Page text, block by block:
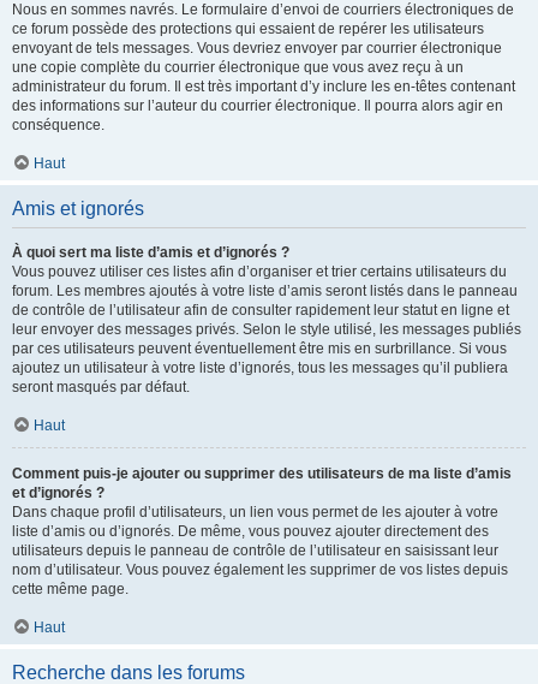
Nous en sommes navrés. Le formulaire d’envoi de courriers électroniques de
ce forum possède des protections qui essaient de repérer les utilisateurs
envoyant de tels messages. Vous devriez envoyer par courrier électronique
une copie complète du courrier électronique que vous avez reçu à un
administrateur du forum. Il est très important d’y inclure les en-têtes contenant
des informations sur l’auteur du courrier électronique. Il pourra alors agir en
conséquence.
Haut
Amis et ignorés
À quoi sert ma liste d’amis et d’ignorés ?
Vous pouvez utiliser ces listes afin d’organiser et trier certains utilisateurs du
forum. Les membres ajoutés à votre liste d’amis seront listés dans le panneau
de contrôle de l’utilisateur afin de consulter rapidement leur statut en ligne et
leur envoyer des messages privés. Selon le style utilisé, les messages publiés
par ces utilisateurs peuvent éventuellement être mis en surbrillance. Si vous
ajoutez un utilisateur à votre liste d’ignorés, tous les messages qu’il publiera
seront masqués par défaut.
Haut
Comment puis-je ajouter ou supprimer des utilisateurs de ma liste d’amis
et d’ignorés ?
Dans chaque profil d’utilisateurs, un lien vous permet de les ajouter à votre
liste d’amis ou d’ignorés. De même, vous pouvez ajouter directement des
utilisateurs depuis le panneau de contrôle de l’utilisateur en saisissant leur
nom d’utilisateur. Vous pouvez également les supprimer de vos listes depuis
cette même page.
Haut
Recherche dans les forums